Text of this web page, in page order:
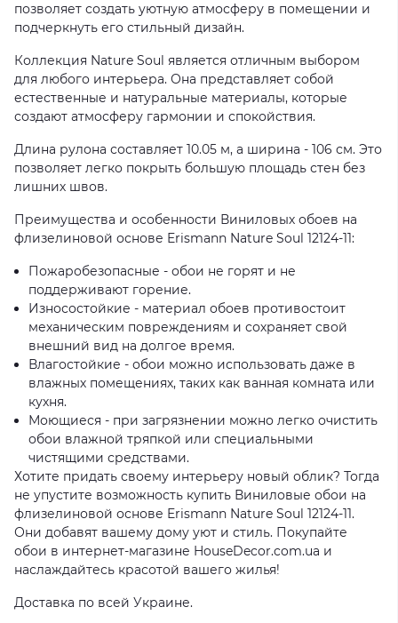
позволяет создать уютную атмосферу в помещении и
подчеркнуть его стильный дизайн.
Коллекция Nature Soul является отличным выбором
для любого интерьера. Она представляет собой
естественные и натуральные материалы, которые
создают атмосферу гармонии и спокойствия.
Длина рулона составляет 10.05 м, а ширина - 106 см. Это
позволяет легко покрыть большую площадь стен без
лишних швов.
Преимущества и особенности Виниловых обоев на
флизелиновой основе Erismann Nature Soul 12124-11:
Пожаробезопасные - обои не горят и не
поддерживают горение.
Износостойкие - материал обоев противостоит
механическим повреждениям и сохраняет свой
внешний вид на долгое время.
Влагостойкие - обои можно использовать даже в
влажных помещениях, таких как ванная комната или
кухня.
Моющиеся - при загрязнении можно легко очистить
обои влажной тряпкой или специальными
чистящими средствами.
Хотите придать своему интерьеру новый облик? Тогда
не упустите возможность купить Виниловые обои на
флизелиновой основе Erismann Nature Soul 12124-11.
Они добавят вашему дому уют и стиль. Покупайте
обои в интернет-магазине HouseDecor.com.ua и
наслаждайтесь красотой вашего жилья!
Доставка по всей Украине.